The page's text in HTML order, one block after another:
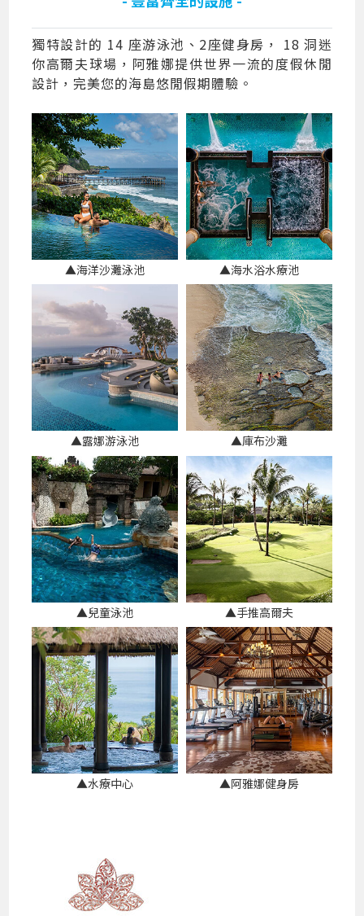
獨特設計的 14 座游泳池、2座健身房， 18 洞迷
你高爾夫球場，阿雅娜提供世界一流的度假休閒
設計，完美您的海島悠閒假期體驗。
▲海洋沙灘泳池 ▲海水浴水療池
▲露娜游泳池 ▲庫布沙灘
▲兒童泳池 ▲手推高爾夫
▲水療中心 ▲阿雅娜健身房